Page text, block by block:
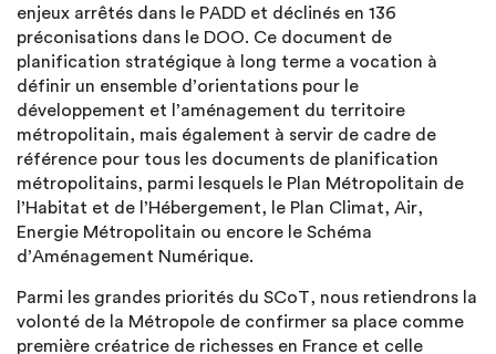
enjeux arrêtés dans le PADD et déclinés en 136
préconisations dans le DOO. Ce document de
planification stratégique à long terme a vocation à
définir un ensemble d’orientations pour le
développement et l’aménagement du territoire
métropolitain, mais également à servir de cadre de
référence pour tous les documents de planification
métropolitains, parmi lesquels le Plan Métropolitain de
l’Habitat et de l’Hébergement, le Plan Climat, Air,
Energie Métropolitain ou encore le Schéma
d’Aménagement Numérique.
Parmi les grandes priorités du SCoT, nous retiendrons la
volonté de la Métropole de confirmer sa place comme
première créatrice de richesses en France et celle